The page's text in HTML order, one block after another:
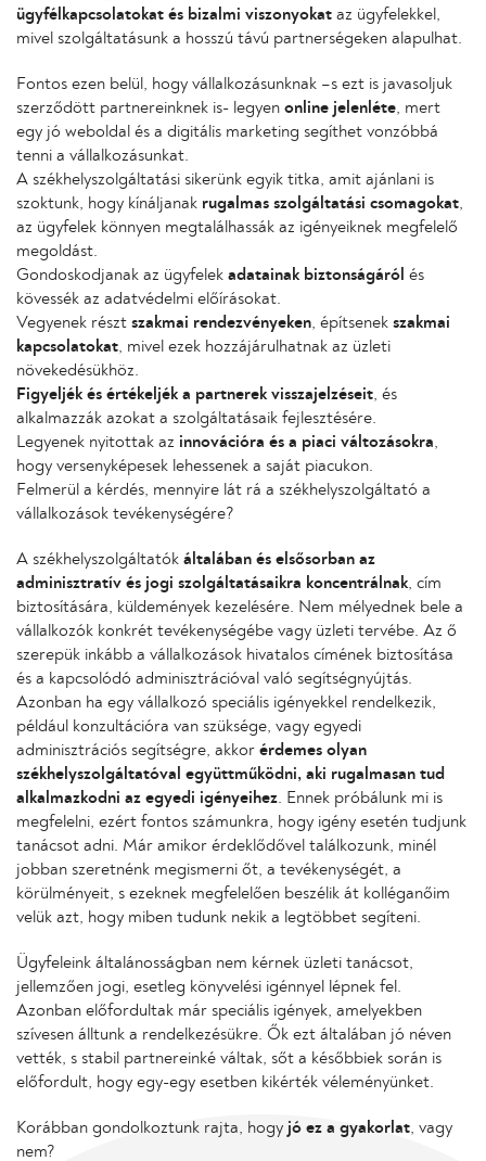
ügyfélkapcsolatokat és bizalmi viszonyokat az ügyfelekkel,
mivel szolgáltatásunk a hosszú távú partnerségeken alapulhat.
Fontos ezen belül, hogy vállalkozásunknak –s ezt is javasoljuk
szerződött partnereinknek is- legyen online jelenléte , mert
egy jó weboldal és a digitális marketing segíthet vonzóbbá
tenni a vállalkozásunkat.
A székhelyszolgáltatási sikerünk egyik titka, amit ajánlani is
szoktunk, hogy kínáljanak rugalmas szolgáltatási csomagokat
az ügyfelek könnyen megtalálhassák az igényeiknek megfelelő
megoldást.
Gondoskodjanak az ügyfelek adatainak biztonságáról és
kövessék az adatvédelmi előírásokat.
Vegyenek részt szakmai rendezvényeken , építsenek szakmai
kapcsolatokat , mivel ezek hozzájárulhatnak az üzleti
növekedésükhöz.
Figyeljék és értékeljék a partnerek visszajelzéseit , és
alkalmazzák azokat a szolgáltatásaik fejlesztésére.
Legyenek nyitottak az innovációra és a piaci változásokra
hogy versenyképesek lehessenek a saját piacukon.
Felmerül a kérdés, mennyire lát rá a székhelyszolgáltató a
vállalkozások tevékenységére?
A székhelyszolgáltatók általában és elsősorban az
adminisztratív és jogi szolgáltatásaikra koncentrálnak , cím
biztosítására, küldemények kezelésére. Nem mélyednek bele a
vállalkozók konkrét tevékenységébe vagy üzleti tervébe. Az ő
szerepük inkább a vállalkozások hivatalos címének biztosítása
és a kapcsolódó adminisztrációval való segítségnyújtás.
Azonban ha egy vállalkozó speciális igényekkel rendelkezik,
például konzultációra van szüksége, vagy egyedi
adminisztrációs segítségre, akkor érdemes olyan
székhelyszolgáltatóval együttműködni, aki rugalmasan tud
alkalmazkodni az egyedi igényeihez . Ennek próbálunk mi is
megfelelni, ezért fontos számunkra, hogy igény esetén tudjunk
tanácsot adni. Már amikor érdeklődővel találkozunk, minél
jobban szeretnénk megismerni őt, a tevékenységét, a
körülményeit, s ezeknek megfelelően beszélik át kolléganőim
velük azt, hogy miben tudunk nekik a legtöbbet segíteni.
Ügyfeleink általánosságban nem kérnek üzleti tanácsot,
jellemzően jogi, esetleg könyvelési igénnyel lépnek fel.
Azonban előfordultak már speciális igények, amelyekben
szívesen álltunk a rendelkezésükre. Ők ezt általában jó néven
vették, s stabil partnereinké váltak, sőt a későbbiek során is
előfordult, hogy egy-egy esetben kikérték véleményünket.
Korábban gondolkoztunk rajta, hogy jó ez a gyakorlat , vagy
nem?